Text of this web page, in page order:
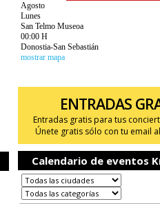
Agosto
Lunes
San Telmo Museoa
00:00 H
Donostia-San Sebastián
mostrar mapa
ENTRADAS
Entradas gratis para tus
Únete gratis sólo con tu email
Calendario de eventos